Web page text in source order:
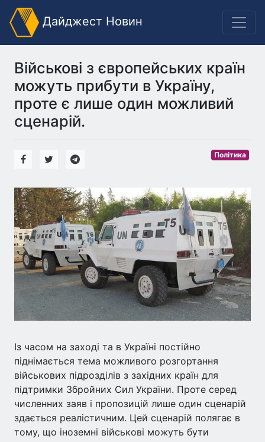
Дайджест Новин
Військові з європейських країн
можуть прибути в Україну,
проте є лише один можливий
сценарій.
Політика
Із часом на заході та в Україні постійно
піднімається тема можливого розгортання
військових підрозділів з західних країн для
підтримки Збройних Сил України. Проте серед
численних заяв і пропозицій лише один сценарій
здається реалістичним. Цей сценарій полягає в
тому, що іноземні військові можуть бути